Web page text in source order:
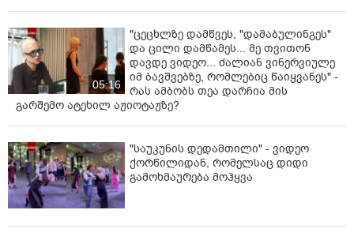
05:16
"ცეცხლზე დამწვეს, "დამაბულინგეს"
და ცილი დამწამეს... მე თვითონ
დავდე ვიდეო... ძალიან ვინერვიულე
იმ ბავშვებზე, რომლებიც წაიყვანეს" -
რას ამბობს თეა დარჩია მის
გარშემო ატეხილ აჟიოტაჟზე?
"საუკუნის დედამთილი" - ვიდეო
ქორწილიდან, რომელსაც დიდი
გამოხმაურება მოჰყვა